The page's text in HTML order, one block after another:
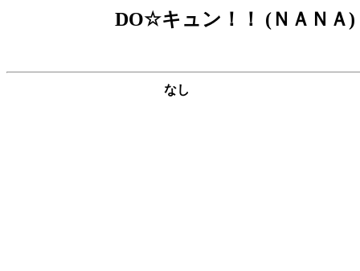
DO☆キュン！！ (ＮＡＮＡ
なし